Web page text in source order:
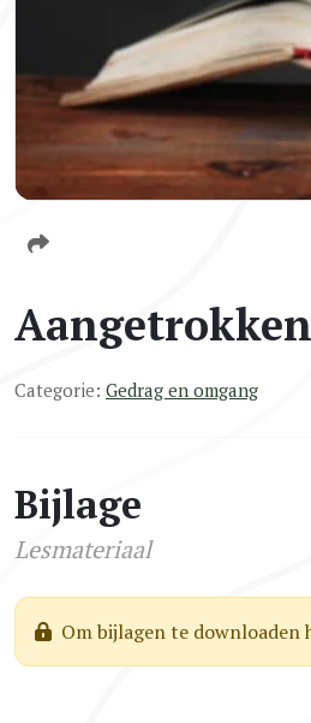
Categorie: Gedrag en omgang
Bijlage
Lesmateriaal
Om bijlagen te downloaden